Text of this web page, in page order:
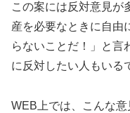
この案には反対意見が
産を必要なときに自由
らないことだ！」と言
に反対したい人もいる
WEB上では、こんな意